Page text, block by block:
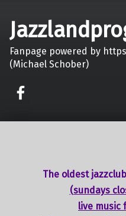
Fanpage powered by
(Michael Schober)
The oldest
(sundays
live music